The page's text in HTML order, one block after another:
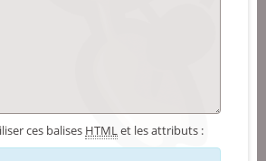
ces balises HTMLet les attributs :